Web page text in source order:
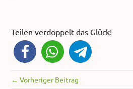
Teilen verdoppelt das Glück!
← Vorheriger Beitrag